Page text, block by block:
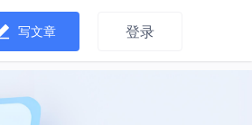
写文章 登录